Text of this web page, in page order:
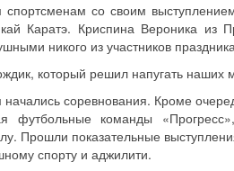
со своим
Каратэ. Криспина Вероника из
никого из участников
который решил напугать наших
соревнования. Кроме
футбольные команды
Прошли показательные
спорту и аджилити.